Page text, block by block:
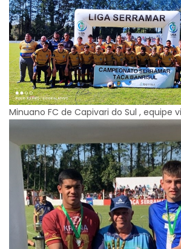
Minuano FC de Capivari do Sul , equipe